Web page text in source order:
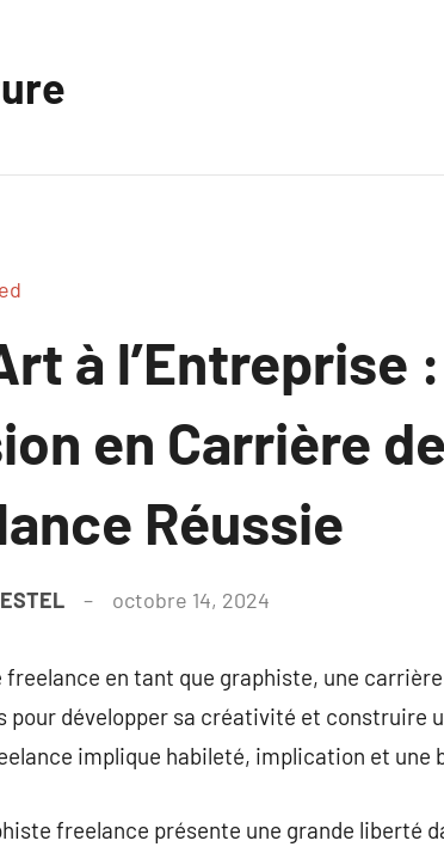
à
en Carrière
Réussie
octobre 14, 2024
freelance en tant que graphiste, une
pour développer sa créativité et construire
implique habileté, implication et une
freelance présente une grande liberté